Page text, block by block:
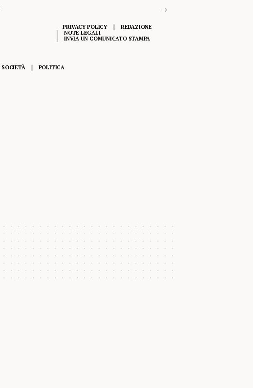
PRIVACY POLICY
REDAZIONE
NOTE LEGALI
INVIA UN COMUNICATO STAMPA
SOCIETÀ POLITICA